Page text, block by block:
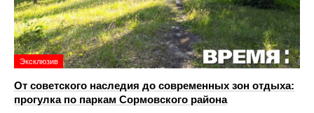
Эксклюзив
От советского наследия до современных зон отдыха:
прогулка по паркам Сормовского района